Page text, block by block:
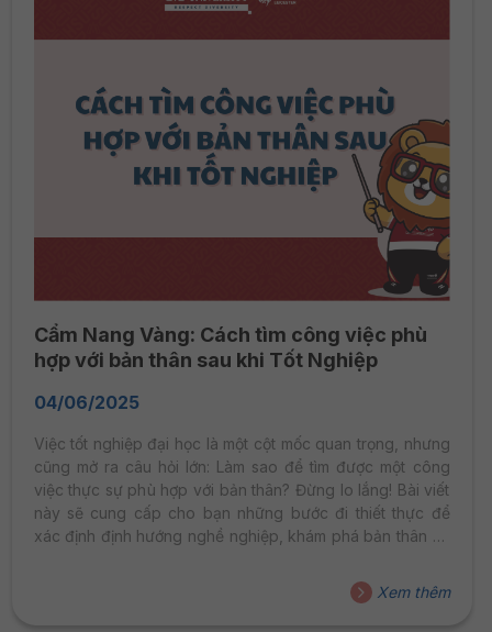
Cẩm Nang Vàng: Cách tìm công việc phù
hợp với bản thân sau khi Tốt Nghiệp
04/06/2025
Việc tốt nghiệp đại học là một cột mốc quan trọng, nhưng
cũng mở ra câu hỏi lớn: Làm sao để tìm được một công
việc thực sự phù hợp với bản thân? Đừng lo lắng! Bài viết
này sẽ cung cấp cho bạn những bước đi thiết thực để
xác định định hướng nghề nghiệp, khám phá bản thân và
Xem thêm